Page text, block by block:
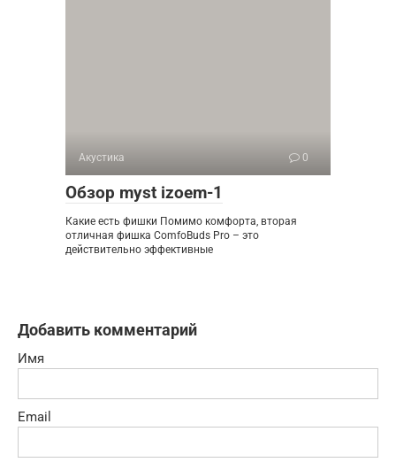
Акустика 0
Обзор myst izoem-1
Какие есть фишки Помимо комфорта, вторая
отличная фишка ComfoBuds Pro – это
действительно эффективные
Добавить комментарий
Имя
Email